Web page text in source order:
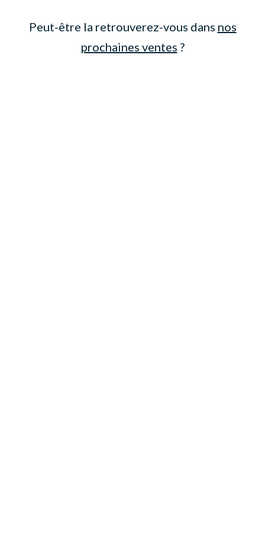
Peut-être la retrouverez-vous dans nos
prochaines ventes ?